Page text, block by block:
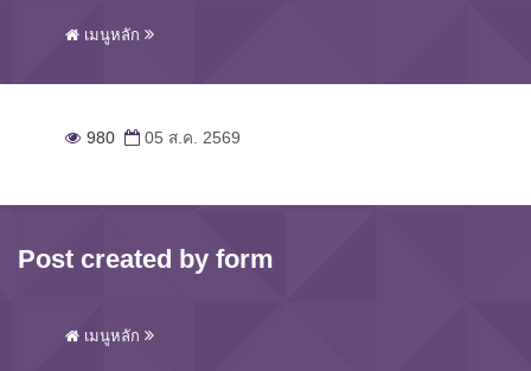
เมนูหลัก
980 05 ส.ค. 2569
Post created by form
เมนูหลัก